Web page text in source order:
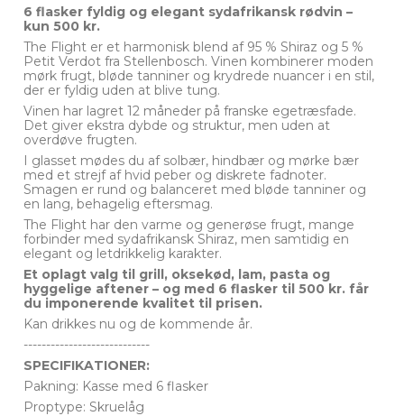
6 flasker fyldig og elegant sydafrikansk rødvin –
kun 500 kr.
The Flight er et harmonisk blend af 95 % Shiraz og 5 %
Petit Verdot fra Stellenbosch. Vinen kombinerer moden
mørk frugt, bløde tanniner og krydrede nuancer i en stil,
der er fyldig uden at blive tung.
Vinen har lagret 12 måneder på franske egetræsfade.
Det giver ekstra dybde og struktur, men uden at
overdøve frugten.
I glasset mødes du af solbær, hindbær og mørke bær
med et strejf af hvid peber og diskrete fadnoter.
Smagen er rund og balanceret med bløde tanniner og
en lang, behagelig eftersmag.
The Flight har den varme og generøse frugt, mange
forbinder med sydafrikansk Shiraz, men samtidig en
elegant og letdrikkelig karakter.
Et oplagt valg til grill, oksekød, lam, pasta og
hyggelige aftener – og med 6 flasker til 500 kr. får
du imponerende kvalitet til prisen.
Kan drikkes nu og de kommende år.
----------------------------
SPECIFIKATIONER:
Pakning: Kasse med 6 flasker
Proptype: Skruelåg